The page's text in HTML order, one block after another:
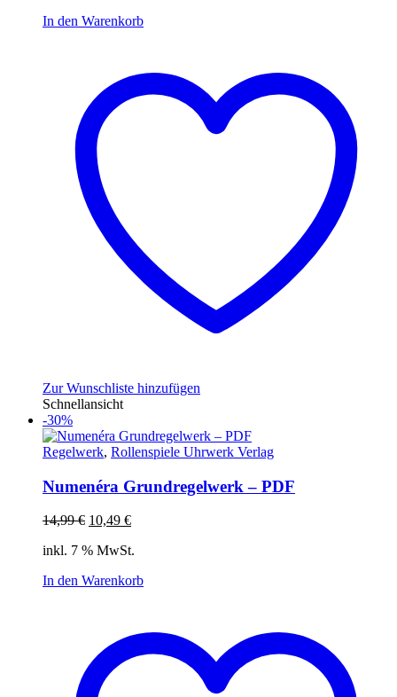
In den Warenkorb
Zur Wunschliste hinzufügen
Schnellansicht
-30%
Regelwerk, Rollenspiele Uhrwerk Verlag
Numenéra Grundregelwerk – PDF
14,99€ Ursprünglicher
war:
10,49 €Aktueller
ist:
inkl. 7 % MwSt.
In den Warenkorb